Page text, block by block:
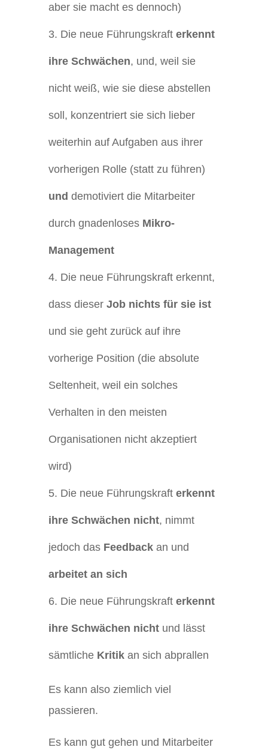
aber sie macht es dennoch)
Die neue Führungskraft erkennt
ihre Schwächen, und, weil sie
nicht weiß, wie sie diese abstellen
soll, konzentriert sie sich lieber
weiterhin auf Aufgaben aus ihrer
vorherigen Rolle (statt zu führen)
und demotiviert die Mitarbeiter
durch gnadenloses Mikro-
Management
Die neue Führungskraft erkennt,
dass dieser Job nichts für sie ist
und sie geht zurück auf ihre
vorherige Position (die absolute
Seltenheit, weil ein solches
Verhalten in den meisten
Organisationen nicht akzeptiert
wird)
Die neue Führungskraft erkennt
ihre Schwächen nicht, nimmt
jedoch das Feedbackan und
arbeitet an sich
Die neue Führungskraft erkennt
ihre Schwächen nichtund lässt
sämtliche Kritikan sich abprallen
Es kann also ziemlich viel
passieren.
Es kann gut gehen und Mitarbeiter